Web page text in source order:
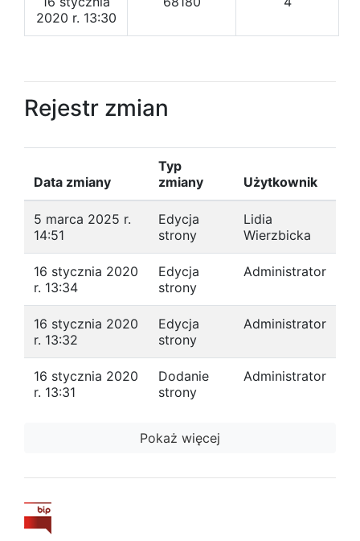
2020 r. 13:30
Rejestr zmian
Data zmiany
Typ
zmiany
Użytkownik
5 marca 2025 r.
14:51
Edycja
strony
Lidia
Wierzbicka
16 stycznia 2020
r. 13:34
Edycja
strony
Administrator
16 stycznia 2020
r. 13:32
Edycja
strony
Administrator
16 stycznia 2020
r. 13:31
Dodanie
strony
Administrator
Pokaż więcej